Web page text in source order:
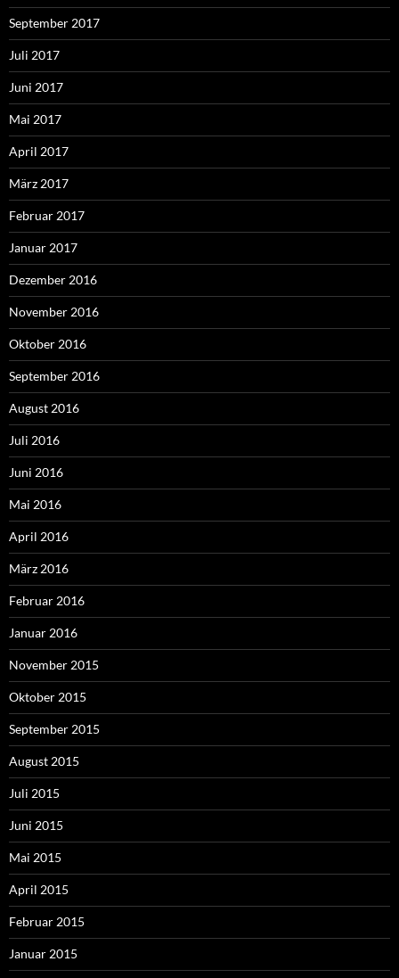
September 2017
Juli 2017
Juni 2017
Mai 2017
April 2017
März 2017
Februar 2017
Januar 2017
Dezember 2016
November 2016
Oktober 2016
September 2016
August 2016
Juli 2016
Juni 2016
Mai 2016
April 2016
März 2016
Februar 2016
Januar 2016
November 2015
Oktober 2015
September 2015
August 2015
Juli 2015
Juni 2015
Mai 2015
April 2015
Februar 2015
Januar 2015